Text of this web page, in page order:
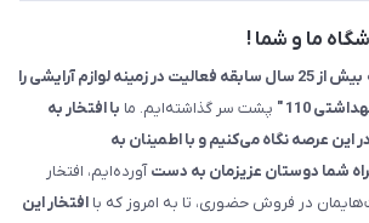
ما و شما !
بیش از 25 سال سابقه فعالیت در زمینه لوازم آرایشی را
110 "
پشت سر گذاشته‌ایم. ما با افتخار به
عرصه نگاه می‌کنیم و با اطمینان به
شما دوستان عزیزمان به دستآورده‌ایم، افتخار
در فروش حضوری، تا به امروز که با افتخار این